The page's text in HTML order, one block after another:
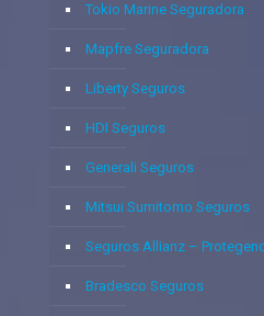
Tokio Marine Seguradora
Mapfre Seguradora
Liberty Seguros
HDI Seguros
Generali Seguros
Mitsui Sumitomo Seguros
Seguros Allianz –
Bradesco Seguros